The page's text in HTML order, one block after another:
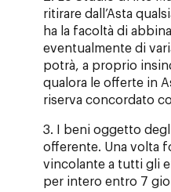
ritirare dall’Asta
ha la facoltà di
eventualmente di
potrà, a proprio
qualora le offerte in
riserva concordato
3. I beni oggetto
offerente. Una volta
vincolante a tutti gli
per intero entro 7